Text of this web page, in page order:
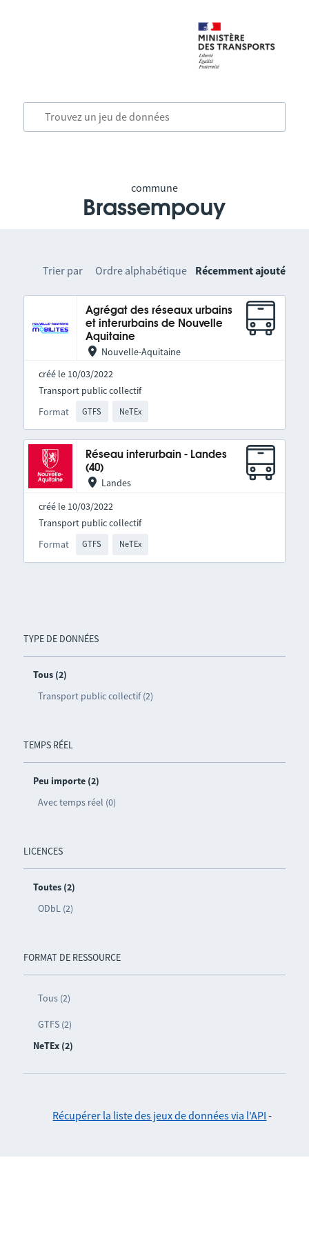
commune
Brassempouy
TYPE DE DONNÉES
Tous (2)
Transport public collectif (2)
TEMPS RÉEL
Peu importe (2)
Avec temps réel (0)
LICENCES
Toutes (2)
ODbL (2)
FORMAT DE RESSOURCE
Tous (2)
GTFS (2)
NeTEx (2)
Trier par Ordre alphabétique Récemment ajouté
Agrégat des réseaux urbains
et interurbains de Nouvelle
Aquitaine
Nouvelle-Aquitaine
créé le 10/03/2022
Format GTFS NeTEx
Transport public collectif
Réseau interurbain - Landes
(40)
Landes
créé le 10/03/2022
Format GTFS NeTEx
Transport public collectif
Récupérer la liste des jeux de données via l'API -